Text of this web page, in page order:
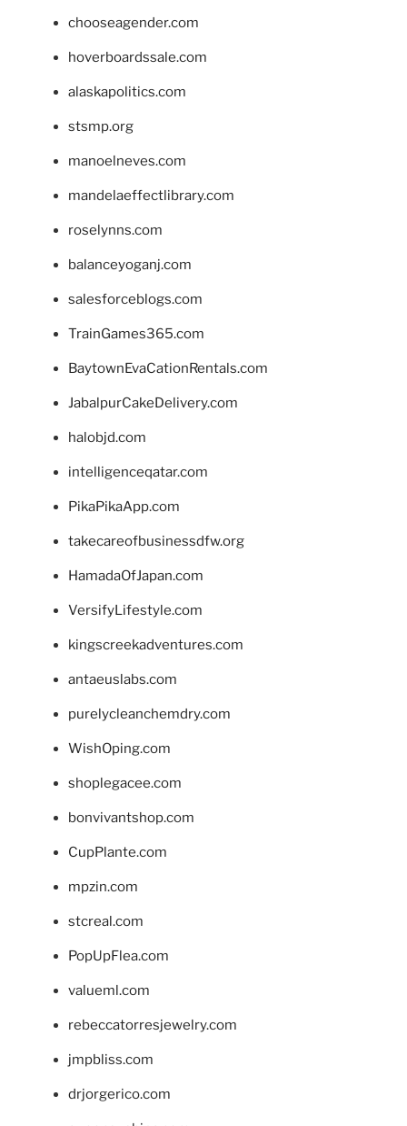
chooseagender.com
hoverboardssale.com
alaskapolitics.com
stsmp.org
manoelneves.com
mandelaeffectlibrary.com
roselynns.com
balanceyoganj.com
salesforceblogs.com
TrainGames365.com
BaytownEvaCationRentals.com
JabalpurCakeDelivery.com
halobjd.com
intelligenceqatar.com
PikaPikaApp.com
takecareofbusinessdfw.org
HamadaOfJapan.com
VersifyLifestyle.com
kingscreekadventures.com
antaeuslabs.com
purelycleanchemdry.com
WishOping.com
shoplegacee.com
bonvivantshop.com
CupPlante.com
mpzin.com
stcreal.com
PopUpFlea.com
valueml.com
rebeccatorresjewelry.com
jmpbliss.com
drjorgerico.com